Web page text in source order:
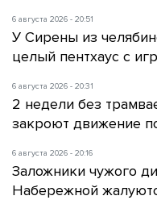
6 августа 2026 - 20:51
У Сирены из
целый пентхаус с
6 августа 2026 - 20:31
2 недели без
закроют движение
6 августа 2026 - 20:16
Заложники чужого
Набережной